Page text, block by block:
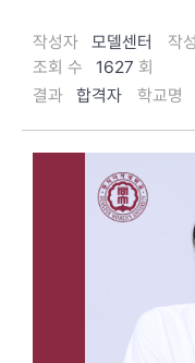
작성자 모델센터 작
조회 수
1627 회
결과
합격자 학교명